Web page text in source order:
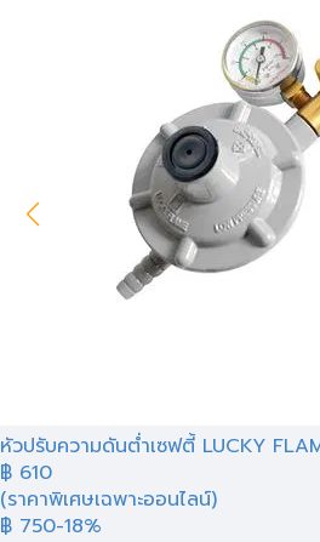
หัวปรับความดันต่ำเซฟตี้ LUCKY
฿ 610
(ราคาพิเศษเฉพาะออนไลน์)
฿ 750-18%